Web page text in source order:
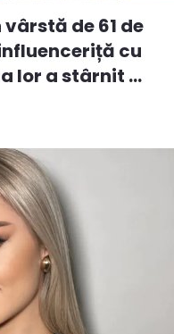
de 61 de
cu
lor a stârnit ...